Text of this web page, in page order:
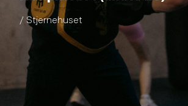
/ Stjernehuset